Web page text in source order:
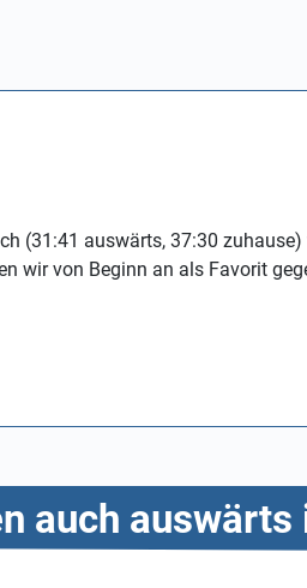
(31:41 auswärts, 37:30
wir von Beginn an als Favorit
auch auswärts